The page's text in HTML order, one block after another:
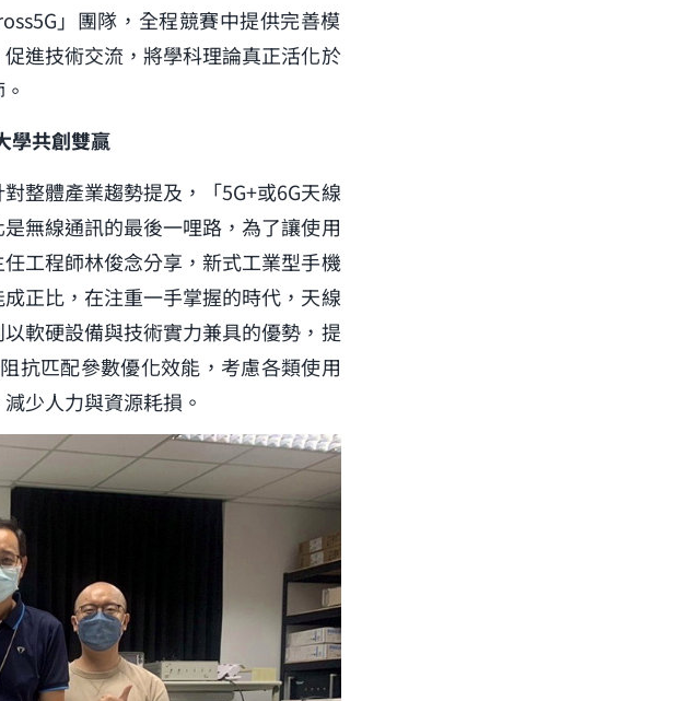
」團隊，全程競賽中提供完善模
進技術交流，將學科理論真正活化於
學共創雙贏
整體產業趨勢提及，「5G+或6G天線
無線通訊的最後一哩路，為了讓使用
工程師林俊念分享，新式工業型手機
正比，在注重一手掌握的時代，天線
軟硬設備與技術實力兼具的優勢，提
抗匹配參數優化效能，考慮各類使用
少人力與資源耗損。